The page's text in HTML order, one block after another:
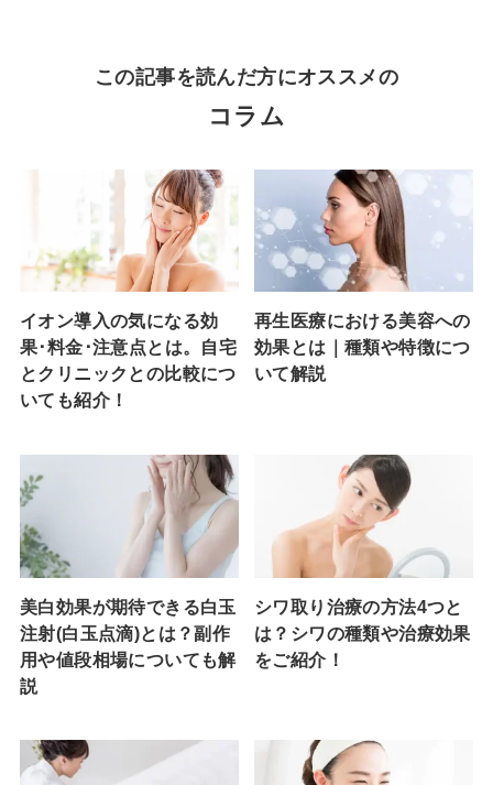
この記事を読んだ方にオススメの
コラム
イオン導入の気になる効
果･料金･注意点とは。自宅
とクリニックとの比較につ
いても紹介！
再生医療における美容への
効果とは｜種類や特徴につ
いて解説
美白効果が期待できる白玉
注射(白玉点滴)とは？副作
用や値段相場についても解
説
シワ取り治療の方法4つと
は？シワの種類や治療効果
をご紹介！